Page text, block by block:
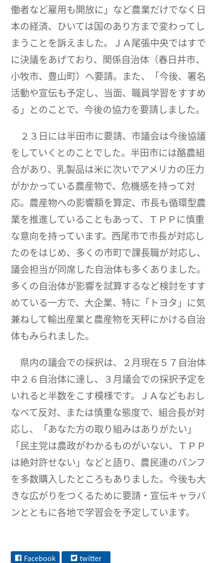
働者など雇用も開放に」など農業だけでなく日
本の経済、ひいては国のあり方まで変わってし
まうことを訴えました。ＪＡ尾張中央ではすで
に決議をあげており、関係自治体（春日井市、
小牧市、豊山町）へ要請。また、「今後、署名
活動や宣伝も予定し、当面、職員学習をすすめ
る」とのことで、今後の協力を要請しました。
２３日には半田市に要請、市議会は今後協議
をしていくとのことでした。半田市には酪農組
合があり、乳製品は米に次いでアメリカの圧力
がかかっている農産物で、危機感を持って対
応。農産物への影響額を算定、市長も循環型農
業を推進していることもあって、ＴＰＰに慎重
な意向を持っています。西尾市で市長が対応し
たのをはじめ、多くの市町で課長職が対応し、
議会担当が同席した自治体も多くありました。
多くの自治体が影響を試算するなど検討をすす
めている一方で、大企業、特に「トヨタ」に気
兼ねして輸出産業と農産物を天秤にかける自治
体もみられました。
県内の議会での採択は、２月現在５７自治体
中２６自治体に達し、３月議会での採択予定を
いれると半数をこす模様です。ＪＡなどもおし
なべて反対、または慎重な態度で、組合長が対
応し、「あなた方の取り組みはありがたい」
「民主党は農政がわかるものがいない、ＴＰＰ
は絶対許せない」などと語り、農民連のパンフ
を多数購入したところもありました。今後も大
きな広がりをつくるために要請・宣伝キャラバ
ンとともに各地で学習会を予定しています。
Facebook twitter